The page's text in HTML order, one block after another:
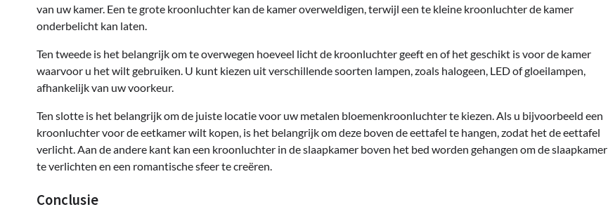
van uw kamer. Een te grote kroonluchter kan de kamer overweldigen, terwijl een te kleine kroonluchter de kamer
onderbelicht kan laten.
Ten tweede is het belangrijk om te overwegen hoeveel licht de kroonluchter geeft en of het geschikt is voor de kamer
waarvoor u het wilt gebruiken. U kunt kiezen uit verschillende soorten lampen, zoals halogeen, LED of gloeilampen,
afhankelijk van uw voorkeur.
Ten slotte is het belangrijk om de juiste locatie voor uw metalen bloemenkroonluchter te kiezen. Als u bijvoorbeeld een
kroonluchter voor de eetkamer wilt kopen, is het belangrijk om deze boven de eettafel te hangen, zodat het de eettafel
verlicht. Aan de andere kant kan een kroonluchter in de slaapkamer boven het bed worden gehangen om de slaapkamer
te verlichten en een romantische sfeer te creëren.
Conclusie